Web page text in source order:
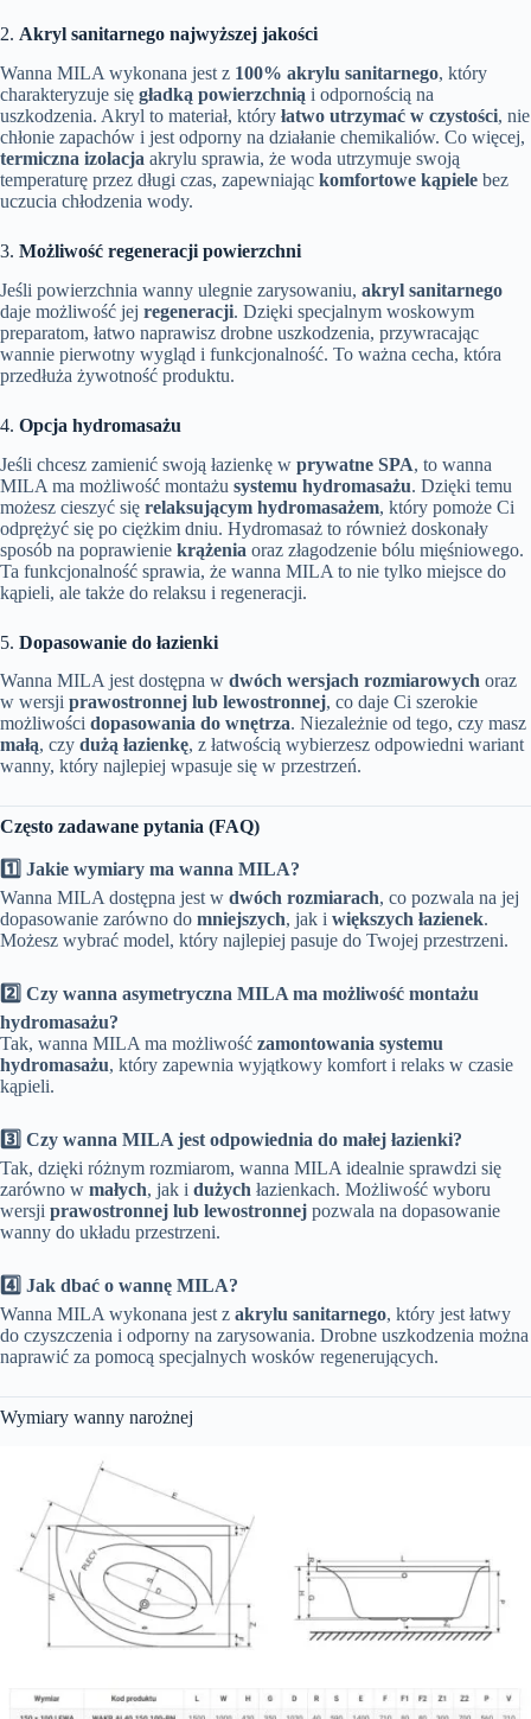
2. Akryl sanitarnego najwyższej jakości
Wanna MILA wykonana jest z 100% akrylu sanitarnego, który
charakteryzuje się gładką powierzchnią i odpornością na
uszkodzenia. Akryl to materiał, który łatwo utrzymać w czystości, nie
chłonie zapachów i jest odporny na działanie chemikaliów. Co więcej,
termiczna izolacja akrylu sprawia, że woda utrzymuje swoją
temperaturę przez długi czas, zapewniając komfortowe kąpiele bez
uczucia chłodzenia wody.
3. Możliwość regeneracji powierzchni
Jeśli powierzchnia wanny ulegnie zarysowaniu, akryl sanitarnego
daje możliwość jej regeneracji. Dzięki specjalnym woskowym
preparatom, łatwo naprawisz drobne uszkodzenia, przywracając
wannie pierwotny wygląd i funkcjonalność. To ważna cecha, która
przedłuża żywotność produktu.
4. Opcja hydromasażu
Jeśli chcesz zamienić swoją łazienkę w prywatne SPA, to wanna
MILA ma możliwość montażu systemu hydromasażu. Dzięki temu
możesz cieszyć się relaksującym hydromasażem, który pomoże Ci
odprężyć się po ciężkim dniu. Hydromasaż to również doskonały
sposób na poprawienie krążenia oraz złagodzenie bólu mięśniowego.
Ta funkcjonalność sprawia, że wanna MILA to nie tylko miejsce do
kąpieli, ale także do relaksu i regeneracji.
5. Dopasowanie do łazienki
Wanna MILA jest dostępna w dwóch wersjach rozmiarowych oraz
w wersji prawostronnej lub lewostronnej, co daje Ci szerokie
możliwości dopasowania do wnętrza. Niezależnie od tego, czy masz
małą, czy dużą łazienkę, z łatwością wybierzesz odpowiedni wariant
wanny, który najlepiej wpasuje się w przestrzeń.
Często zadawane pytania (FAQ)
1️⃣ Jakie wymiary ma wanna MILA?
Wanna MILA dostępna jest w dwóch rozmiarach, co pozwala na jej
dopasowanie zarówno do mniejszych, jak i większych łazienek.
Możesz wybrać model, który najlepiej pasuje do Twojej przestrzeni.
2️⃣ Czy wanna asymetryczna MILA ma możliwość montażu
hydromasażu?
Tak, wanna MILA ma możliwość zamontowania systemu
hydromasażu, który zapewnia wyjątkowy komfort i relaks w czasie
kąpieli.
3️⃣ Czy wanna MILA jest odpowiednia do małej łazienki?
Tak, dzięki różnym rozmiarom, wanna MILA idealnie sprawdzi się
zarówno w małych, jak i dużych łazienkach. Możliwość wyboru
wersji prawostronnej lub lewostronnej pozwala na dopasowanie
wanny do układu przestrzeni.
4️⃣ Jak dbać o wannę MILA?
Wanna MILA wykonana jest z akrylu sanitarnego, który jest łatwy
do czyszczenia i odporny na zarysowania. Drobne uszkodzenia można
naprawić za pomocą specjalnych wosków regenerujących.
Wymiary wanny narożnej